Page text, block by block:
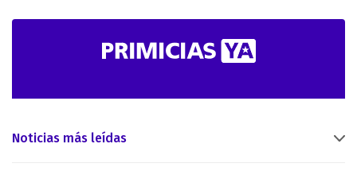
Noticias más leídas